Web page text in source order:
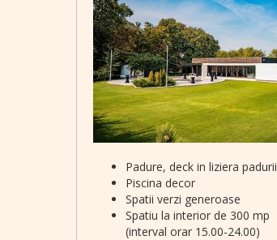
Padure, deck in liziera padurii
Piscina decor
Spatii verzi generoase
Spatiu la interior de 300 mp
(interval orar 15.00-24.00)